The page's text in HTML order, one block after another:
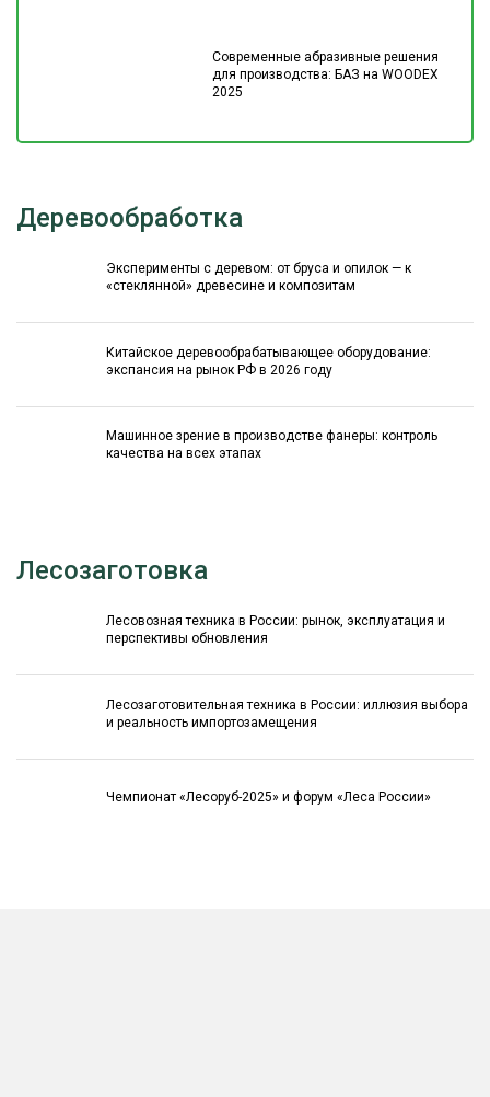
Современные абразивные решения
для производства: БАЗ на WOODEX
2025
Деревообработка
Эксперименты с деревом: от бруса и опилок — к
«стеклянной» древесине и композитам
Китайское деревообрабатывающее оборудование:
экспансия на рынок РФ в 2026 году
Машинное зрение в производстве фанеры: контроль
качества на всех этапах
Лесозаготовка
Лесовозная техника в России: рынок, эксплуатация и
перспективы обновления
Лесозаготовительная техника в России: иллюзия выбора
и реальность импортозамещения
Чемпионат «Лесоруб-2025» и форум «Леса России»